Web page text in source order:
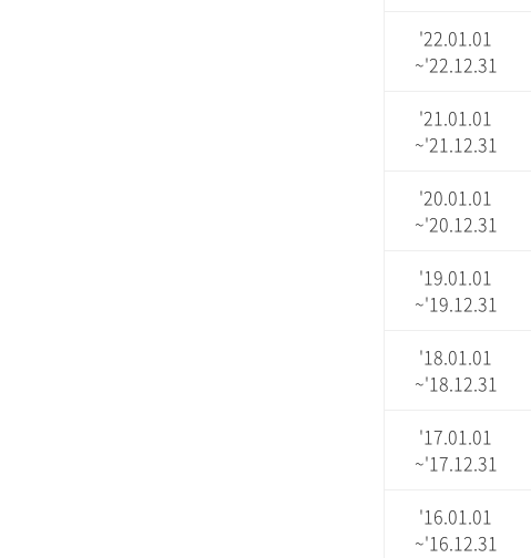
'22.01.01
~'22.12.31
'21.01.01
~'21.12.31
'20.01.01
~'20.12.31
'19.01.01
~'19.12.31
'18.01.01
~'18.12.31
'17.01.01
~'17.12.31
'16.01.01
~'16.12.31